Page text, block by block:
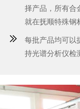
择产品，所有合
就在抚顺特殊钢
每批产品均可以
持光谱分析仪检